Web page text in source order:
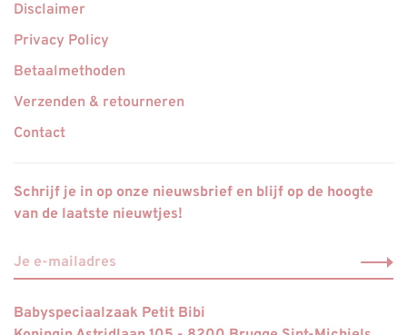
Disclaimer
Privacy Policy
Betaalmethoden
Verzenden & retourneren
Contact
Schrijf je in op onze nieuwsbrief en blijf op de hoogte
van de laatste nieuwtjes!
Babyspeciaalzaak Petit Bibi